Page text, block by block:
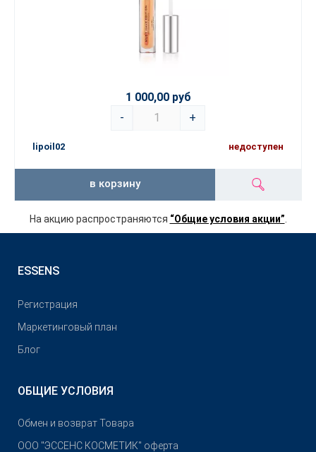
1 000,00 руб
-
+
lipoil02 недоступен
в корзину
На акцию распространяются “Общие условия акции”
ESSENS
Pегистрация
Маркетинговый план
Блог
ОБЩИЕ УСЛОВИЯ
Обмен и возврат Товара
OOO "ЭССЕНС КОСМЕТИК" оферта